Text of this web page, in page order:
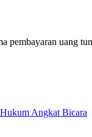
pembayaran uang